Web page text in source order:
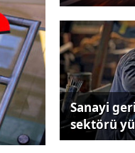
Sanayi
sektörü